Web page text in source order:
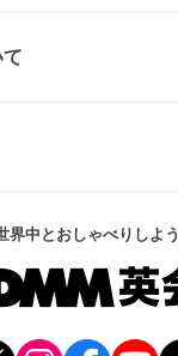
界中とおしゃべりしよう